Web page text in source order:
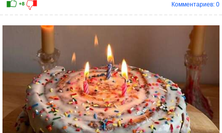
+11
Комментариев: 0